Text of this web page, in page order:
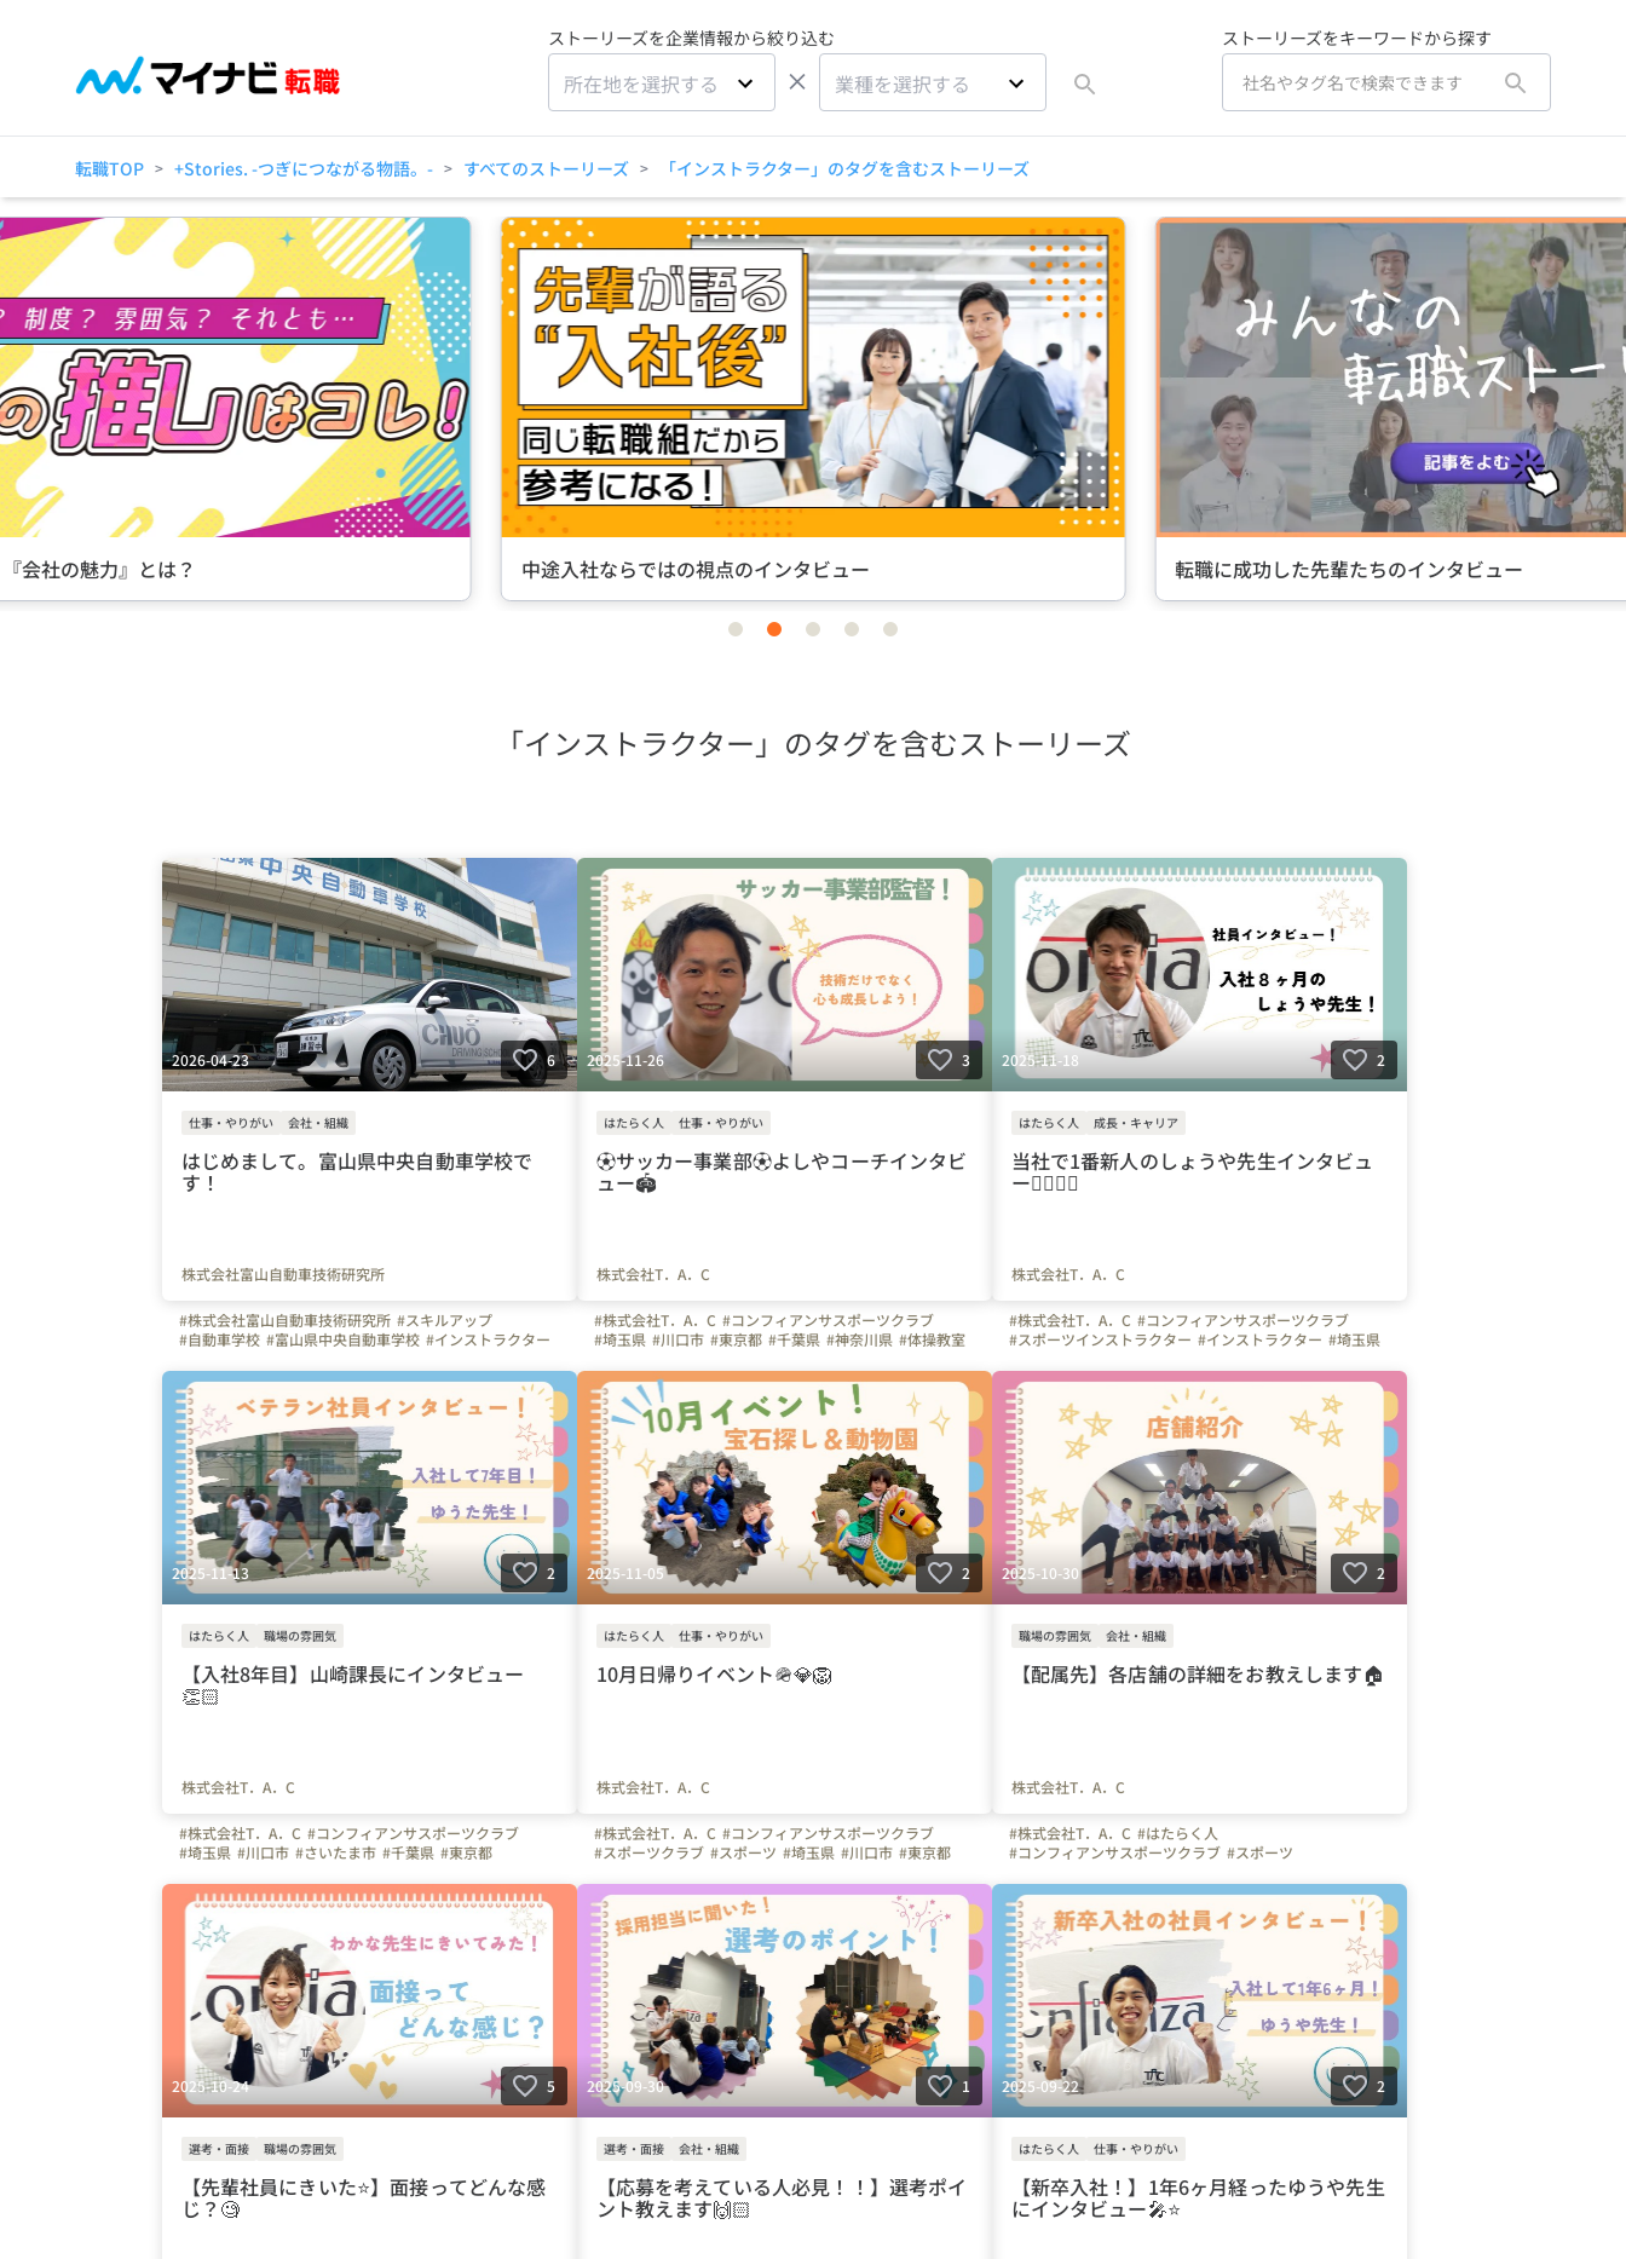
ストーリーズを企業情報から絞り込む
所在地を選択する × 業種を選択する
ストーリーズをキーワードから探す
転職TOP > +Stories. -つぎにつながる物語。- > すべてのストーリーズ > 「インストラクター」のタグを含むストーリーズ
会社の魅力』とは？ 中途入社ならではの視点のインタビュー 転職に成功した先輩たちのインタビュー
item item item item item
「インストラクター」のタグを含むストーリーズ
2026-04-23 6
仕事・やりがい 会社・組織
はじめまして。富山県中央自動車学校で
す！
株式会社富山自動車技術研究所
#株式会社富山自動車技術研究所 #スキルアップ
#自動車学校 #富山県中央自動車学校 #インストラクター
#やりがいを感じる瞬間 #運転 #富山県
2025-11-26 3
はたらく人 仕事・やりがい
⚽️サッカー事業部⚽️よしやコーチインタビ
ュー🏟️
株式会社T．A．C
#株式会社T．A．C #コンフィアンサスポーツクラブ
#埼玉県 #川口市 #東京都 #千葉県 #神奈川県 #体操教室
#スポーツインストラクター #スポーツ #幼児体育 #先生
#インタビュー #はたらく人
#転職してよかったこと
#オフィスを紹介します
2025-11-18 2
はたらく人 成長・キャリア
当社で1番新人のしょうや先生インタビュ
ー🏋🏻‍♂️🌼
株式会社T．A．C
#株式会社T．A．C #コンフィアンサスポーツクラブ
#スポーツインストラクター #インストラクター #埼玉県
#幼児体育 #サッカー #コーチ #インタビュー
#はたらく人
#転職してよかったこと
2025-11-13 2
はたらく人 職場の雰囲気
【入社8年目】山崎課長にインタビュー
👏🏻
株式会社T．A．C
#株式会社T．A．C #コンフィアンサスポーツクラブ
#埼玉県 #川口市 #さいたま市 #千葉県 #東京都
#体操 #サッカー #先生 #はたらく人 #社員紹介 #未経験
2025-11-05 2
はたらく人 仕事・やりがい
10月日帰りイベント🪖💎🦁
株式会社T．A．C
#株式会社T．A．C #コンフィアンサスポーツクラブ
#スポーツクラブ #スポーツ #埼玉県 #川口市 #東京都
#イベント #体操 #サッカー #コーチ #先生 #未経験
#インストラクター #写真で伝える会社の雰囲気
#スキルアップ
2025-10-30 2
職場の雰囲気 会社・組織
【配属先】各店舗の詳細をお教えします🏠
株式会社T．A．C
#株式会社T．A．C #はたらく人
#コンフィアンサスポーツクラブ #スポーツ
#インストラクター #オフィスを紹介します
#転職してよかったこと #インタビュー #埼玉県
#川口市
#東京都 #千葉県 #神奈川県 #戸塚安行駅 #北浦和
2025-10-24 5
選考・面接 職場の雰囲気
【先輩社員にきいた⭐️】面接ってどんな感
じ？🧐
2025-09-30 1
選考・面接 会社・組織
【応募を考えている人必見！！】選考ポイ
ント教えます🙌🏻
2025-09-22 2
はたらく人 仕事・やりがい
【新卒入社！】1年6ヶ月経ったゆうや先生
にインタビュー🎤⭐️